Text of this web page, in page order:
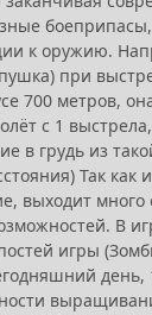
к оружию.
при
700 метров,
с 1
в грудь из
Так как
выходит
В
игры
день,